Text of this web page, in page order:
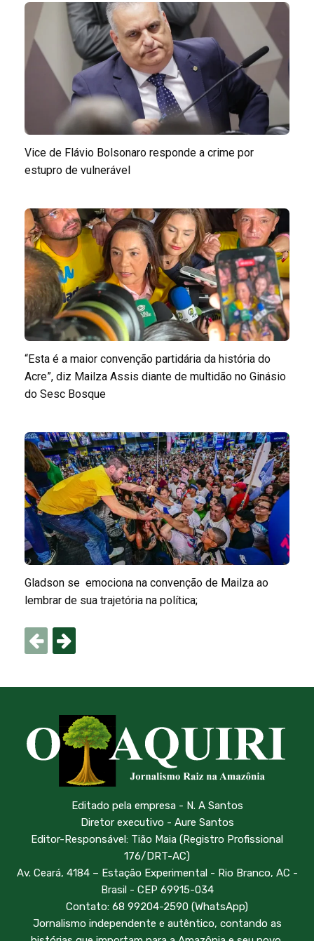
Vice de Flávio Bolsonaro responde a crime por
estupro de vulnerável
“Esta é a maior convenção partidária da história do
Acre”, diz Mailza Assis diante de multidão no Ginásio
do Sesc Bosque
Gladson se emociona na convenção de Mailza ao
lembrar de sua trajetória na política;
Editado pela empresa - N. A Santos
Diretor executivo - Aure Santos
Editor-Responsável: Tião Maia (Registro Profissional
176/DRT-AC)
Av. Ceará, 4184 – Estação Experimental - Rio Branco, AC -
Brasil - CEP 69915-034
Contato: 68 99204-2590 (WhatsApp)
Jornalismo independente e autêntico, contando as